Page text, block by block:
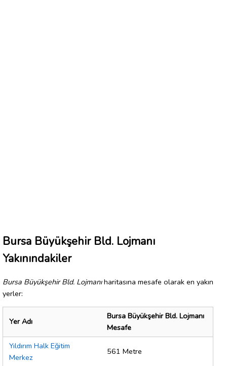
Bursa Büyükşehir Bld. Lojmanı
Yakınındakiler
Bursa Büyükşehir Bld. Lojmanıharitasına mesafe olarak en yakın
yerler:
Yer Adı
Bursa Büyükşehir Bld. Lojmanı
Mesafe
Yıldırım Halk Eğitim
Merkez
561 Metre